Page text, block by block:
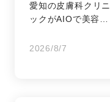
愛知の皮膚科クリニ
ックがAIOで美容需
2026/8/7